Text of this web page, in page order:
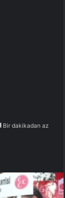
Bir dakikadan az